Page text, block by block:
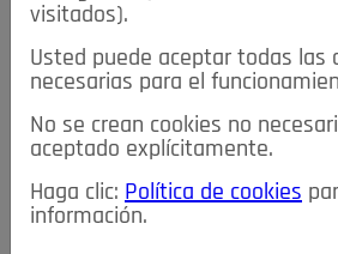
≡NOTICIAS
NOTICIAS SERVICIOS DE
TABLÓN DE ANUNCIOS MIS ANUNCIOS
NOSOTROS
visitados).
Usted puede aceptar todas las
necesarias para el
No se crean cookies no
aceptado explícitamente.
Haga clic: Política de cookies
información.